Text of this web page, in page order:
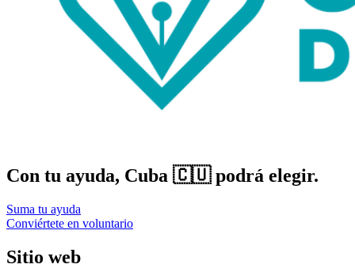
Con tu ayuda, Cuba 🇨🇺 podrá elegir.
Suma tu ayuda
Conviértete en voluntario
Sitio web